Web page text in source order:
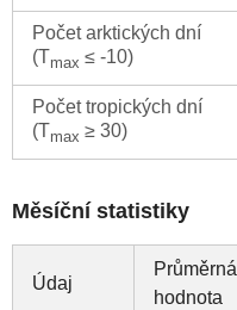
Počet arktických dní
(Tmax ≤ -10)
Počet tropických dní
(Tmax ≥ 30)
Měsíční statistiky
Údaj
Průměrná
hodnota